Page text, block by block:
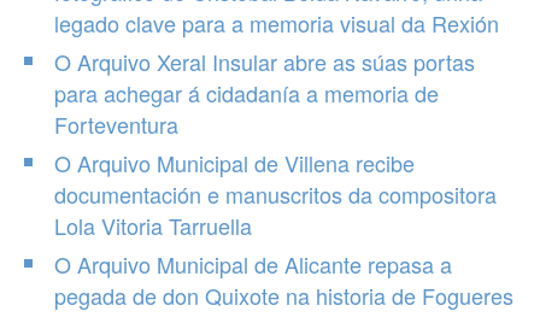
legado clave para a memoria visual da Rexión
O Arquivo Xeral Insular abre as súas portas
para achegar á cidadanía a memoria de
Forteventura
O Arquivo Municipal de Villena recibe
documentación e manuscritos da compositora
Lola Vitoria Tarruella
O Arquivo Municipal de Alicante repasa a
pegada de don Quixote na historia de Fogueres